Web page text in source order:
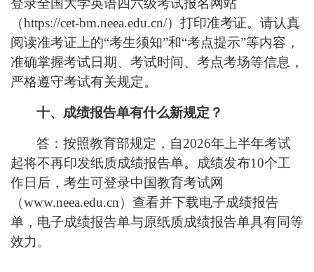
登录全国大学英语四六级考试报名网站
（https://cet-bm.neea.edu.cn/）打印准考证。请认真
阅读准考证上的“考生须知”和“考点提示”等内容，
准确掌握考试日期、考试时间、考点考场等信息，
严格遵守考试有关规定。
十、成绩报告单有什么新规定？
答：按照教育部规定，自2026年上半年考试
起将不再印发纸质成绩报告单。成绩发布10个工
作日后，考生可登录中国教育考试网
（www.neea.edu.cn）查看并下载电子成绩报告
单，电子成绩报告单与原纸质成绩报告单具有同等
效力。